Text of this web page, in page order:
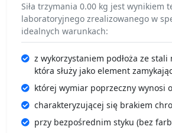
Siła trzymania 0.00 kg jest wynikiem
laboratoryjnego zrealizowanego w
idealnych warunkach:
z wykorzystaniem podłoża ze stali
która służy jako element
której wymiar poprzeczny wynosi
charakteryzującej się brakiem
przy bezpośrednim styku (bez